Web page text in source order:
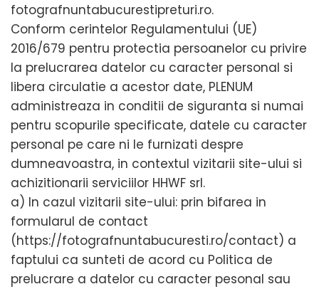
fotografnuntabucurestipreturi.ro.
Conform cerintelor Regulamentului (UE)
2016/679 pentru protectia persoanelor cu privire
la prelucrarea datelor cu caracter personal si
libera circulatie a acestor date, PLENUM
administreaza in conditii de siguranta si numai
pentru scopurile specificate, datele cu caracter
personal pe care ni le furnizati despre
dumneavoastra, in contextul vizitarii site-ului si
achizitionarii serviciilor HHWF srl.
a) In cazul vizitarii site-ului: prin bifarea in
formularul de contact
(https://fotografnuntabucuresti.ro/contact) a
faptului ca sunteti de acord cu Politica de
prelucrare a datelor cu caracter pesonal sau